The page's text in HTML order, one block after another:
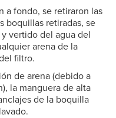
a fondo, se retiraron las
boquillas retiradas, se
vertido del agua del
arena de la
filtro.
de arena (debido a
la manguera de alta
de la boquilla